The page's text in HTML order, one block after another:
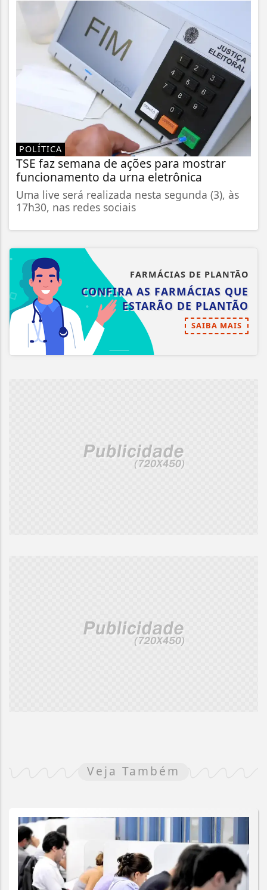
POLÍTICA
TSE faz semana de ações para mostrar
funcionamento da urna eletrônica
Uma live será realizada nesta segunda (3), às
17h30, nas redes sociais
FARMÁCIAS DE PLANTÃO
CONFIRA AS FARMÁCIAS QUE
ESTARÃO DE PLANTÃO
SAIBA MAIS
Veja Também